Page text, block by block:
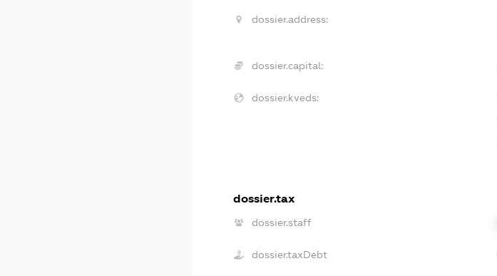
dossier.address:
dossier.capital:
dossier.kveds:
dossier.tax
dossier.staff
dossier.taxDebt